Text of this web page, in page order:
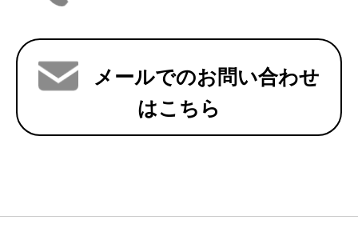
メールでのお問い合わせ
はこちら